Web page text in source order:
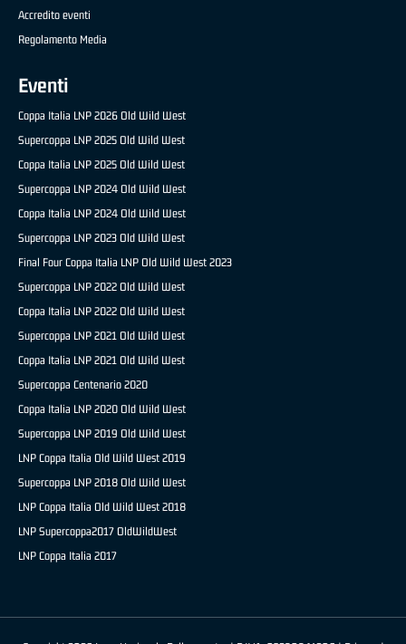
Accredito eventi
Regolamento Media
Eventi
Coppa Italia LNP 2026 Old Wild West
Supercoppa LNP 2025 Old Wild West
Coppa Italia LNP 2025 Old Wild West
Supercoppa LNP 2024 Old Wild West
Coppa Italia LNP 2024 Old Wild West
Supercoppa LNP 2023 Old Wild West
Final Four Coppa Italia LNP Old Wild West 2023
Supercoppa LNP 2022 Old Wild West
Coppa Italia LNP 2022 Old Wild West
Supercoppa LNP 2021 Old Wild West
Coppa Italia LNP 2021 Old Wild West
Supercoppa Centenario 2020
Coppa Italia LNP 2020 Old Wild West
Supercoppa LNP 2019 Old Wild West
LNP Coppa Italia Old Wild West 2019
Supercoppa LNP 2018 Old Wild West
LNP Coppa Italia Old Wild West 2018
LNP Supercoppa2017 OldWildWest
LNP Coppa Italia 2017